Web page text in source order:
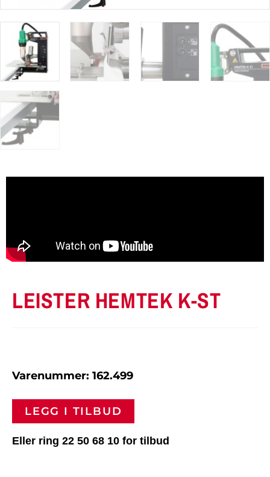
LEISTER HEMTEK K-ST
Varenummer: 162.499
LEGG I TILBUD
Eller ring 22 50 68 10 for tilbud